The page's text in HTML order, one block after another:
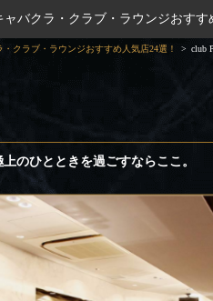
ャバクラ・クラブ・ラウンジおすす
クラブ・ラウンジおすすめ人気店24選！ club
のひとときを過ごすならここ。